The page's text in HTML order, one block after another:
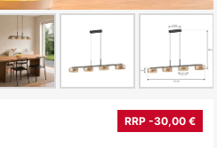
RRP -30,00 €